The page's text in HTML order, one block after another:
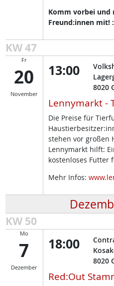
Komm vorbei und
Freund:innen mit!
KW 47
Fr
20
November
13:00
8020
Lennymarkt -
Die Preise für
stehen vor großen
Lennymarkt hilft:
kostenloses Futter
Mehr Infos:
KW 50
Mo
7
Dezember
18:00
8020
Red:Out